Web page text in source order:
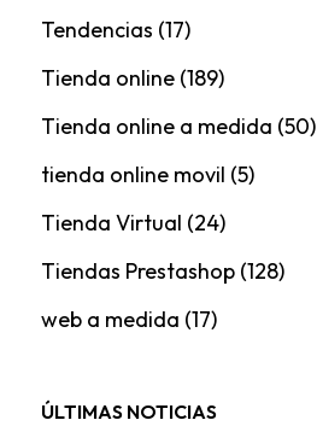
Tendencias (17)
Tienda online(189)
Tienda online a medida (50)
tienda online movil (5)
Tienda Virtual (24)
Tiendas Prestashop(128)
web a medida (17)
ÚLTIMAS NOTICIAS